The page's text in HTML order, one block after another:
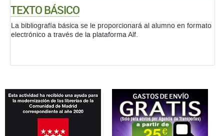
TEXTO BÁSICO
La bibliografía básica se le proporcionará al alumno en formato
electrónico a través de la plataforma Alf.